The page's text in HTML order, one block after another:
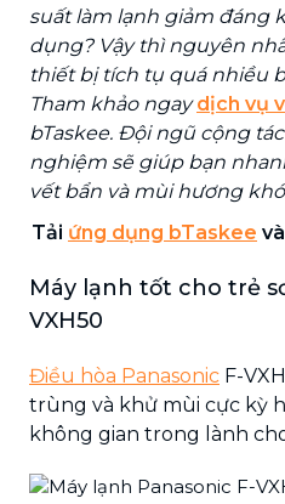
suất làm lạnh giảm đáng
dụng? Vậy thì nguyên
thiết bị tích tụ quá nhiều
Tham khảo ngaydịch vụ
bTaskee. Đội ngũ cộng
nghiệm sẽ giúp bạn
vết bẩn và mùi hương
Tải ứng dụng bTaskee
Máy lạnh tốt cho trẻ
VXH50
Điều hòa Panasonic F-
trùng và khử mùi cực kỳ
không gian trong lành